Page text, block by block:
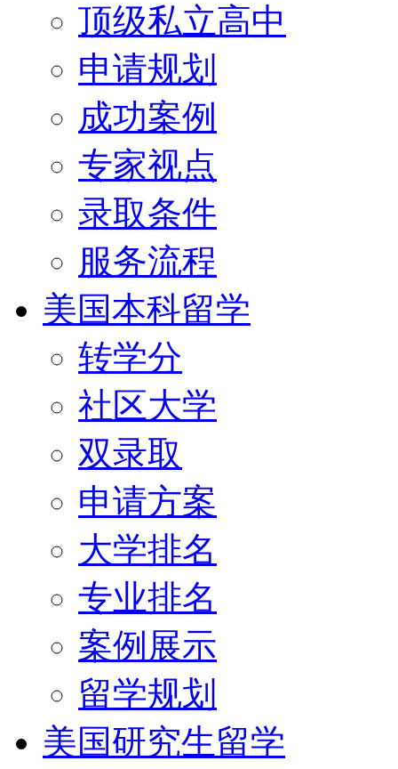
顶级私立高中
申请规划
成功案例
专家视点
录取条件
服务流程
美国本科留学
转学分
社区大学
双录取
申请方案
大学排名
专业排名
案例展示
留学规划
美国研究生留学